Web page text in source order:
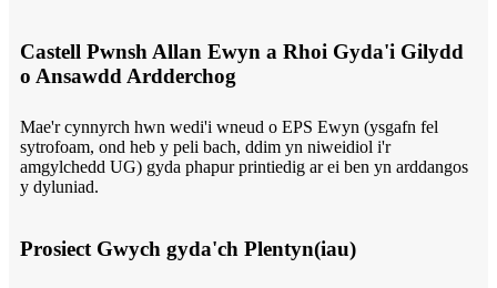
Castell Pwnsh Allan Ewyn a Rhoi Gyda'i Gilydd
o Ansawdd Ardderchog
Mae'r cynnyrch hwn wedi'i wneud o EPS Ewyn (ysgafn fel
sytrofoam, ond heb y peli bach, ddim yn niweidiol i'r
amgylchedd UG) gyda phapur printiedig ar ei ben yn arddangos
y dyluniad.
Prosiect Gwych gyda'ch Plentyn(iau)